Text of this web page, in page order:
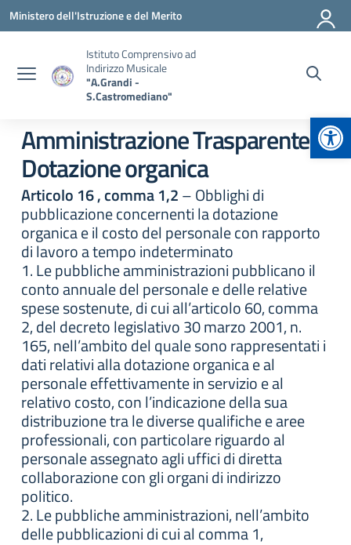
Vai ai contenuti
Vai al menu di navigazione
Vai al footer
Ministero dell'Istruzione e del Merito
Istituto Comprensivo ad
Indirizzo Musicale
"A.Grandi -
S.Castromediano"
Amministrazione Trasparente:
Dotazione organica
Articolo 16 , comma 1,2– Obblighi di
pubblicazione concernenti la dotazione
organica e il costo del personale con rapporto
di lavoro a tempo indeterminato
1. Le pubbliche amministrazioni pubblicano il
conto annuale del personale e delle relative
spese sostenute, di cui all’articolo 60, comma
2, del decreto legislativo 30 marzo 2001, n.
165, nell’ambito del quale sono rappresentati i
dati relativi alla dotazione organica e al
personale effettivamente in servizio e al
relativo costo, con l’indicazione della sua
distribuzione tra le diverse qualifiche e aree
professionali, con particolare riguardo al
personale assegnato agli uffici di diretta
collaborazione con gli organi di indirizzo
politico.
2. Le pubbliche amministrazioni, nell’ambito
delle pubblicazioni di cui al comma 1,